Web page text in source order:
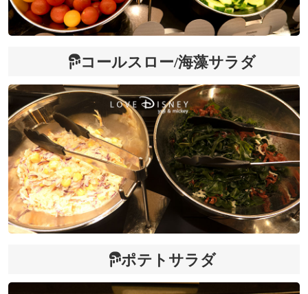
コールスロー/海藻サラダ
ポテトサラダ